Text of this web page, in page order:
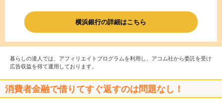
横浜銀行の詳細はこちら
暮らしの達人では、アフィリエイトプログラムを利用し、アコム社から委託を受け
広告収益を得て運用しております。
消費者金融で借りてすぐ返すのは問題なし！